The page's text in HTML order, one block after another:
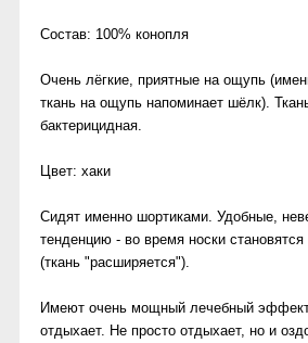
Состав: 100% конопля
Очень лёгкие, приятные на ощупь
ткань на ощупь напоминает шёлк).
бактерицидная.
Цвет: хаки
Сидят именно шортиками. Удобные,
тенденцию - во время носки
(ткань "расширяется").
Имеют очень мощный лечебный
отдыхает. Не просто отдыхает, но и